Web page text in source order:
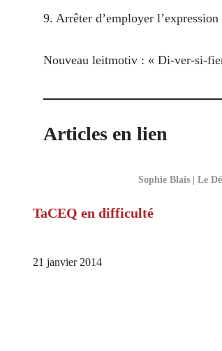
9. Arrêter d’employer
Nouveau leitmotiv : « Di-ver-si-
Articles en lien
Sophie Blais | Le
TaCEQ en difficulté
21 janvier 2014